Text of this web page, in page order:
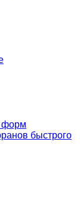
форм
быстрого